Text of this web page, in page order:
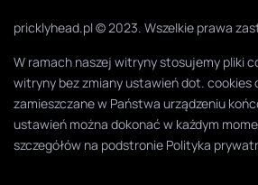
pricklyhead.pl © 2023. Wszelkie prawa
W ramach naszej witryny stosujemy pliki
witryny bez zmiany ustawień dot. cookies
zamieszczane w Państwa urządzeniu
ustawień można dokonać w każdym
szczegółów na podstronie Polityka